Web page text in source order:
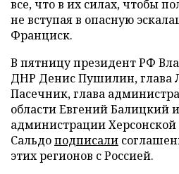
все, что в их силах, чтобы
не вступая в опасную
Франциск.
В пятницу президент РФ
ДНР Денис Пушилин, глава
Пасечник, глава
области Евгений Балицкий
администрации
Сальдоподписали
этих регионов с Россией.